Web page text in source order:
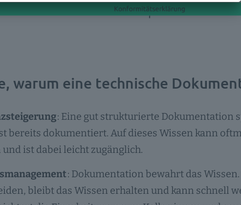
warum eine technische
: Eine gut strukturierte Dokumentation
bereits dokumentiert. Auf dieses Wissen kann
ist dabei leicht zugänglich.
: Dokumentation bewahrt das
bleibt das Wissen erhalten und kann schnell